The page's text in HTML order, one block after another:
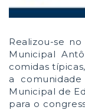
Realizou-se
Municipal
comidas
a
Municipal de
para o